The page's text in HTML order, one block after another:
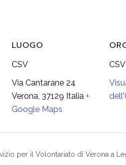
LUOGO
CSV
Via Cantarane 24
Verona, 37129 Italia +
Google Maps
per il Volontariato di Verona a